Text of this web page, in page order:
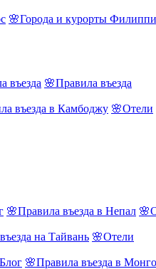
🌸Города и курорты
въезда 🌸Правила въезда
въезда в Камбоджу 🌸Отели
🌸Правила въезда в Непал
на Тайвань 🌸Отели
🌸Правила въезда в